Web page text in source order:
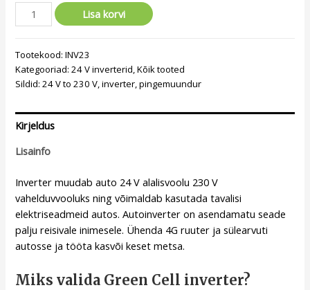
Lisa korvi
Tootekood:INV23
Kategooriad:24 V inverterid,Kõik tooted
Sildid:24 V to 230 V,inverter,pingemuundur
Kirjeldus
Lisainfo
Inverter muudab auto 24 V alalisvoolu 230 V
vahelduvvooluks ning võimaldab kasutada tavalisi
elektriseadmeid autos. Autoinverter on asendamatu seade
palju reisivale inimesele. Ühenda 4G ruuter ja sülearvuti
autosse ja tööta kasvõi keset metsa.
Miks valida Green Cell inverter?